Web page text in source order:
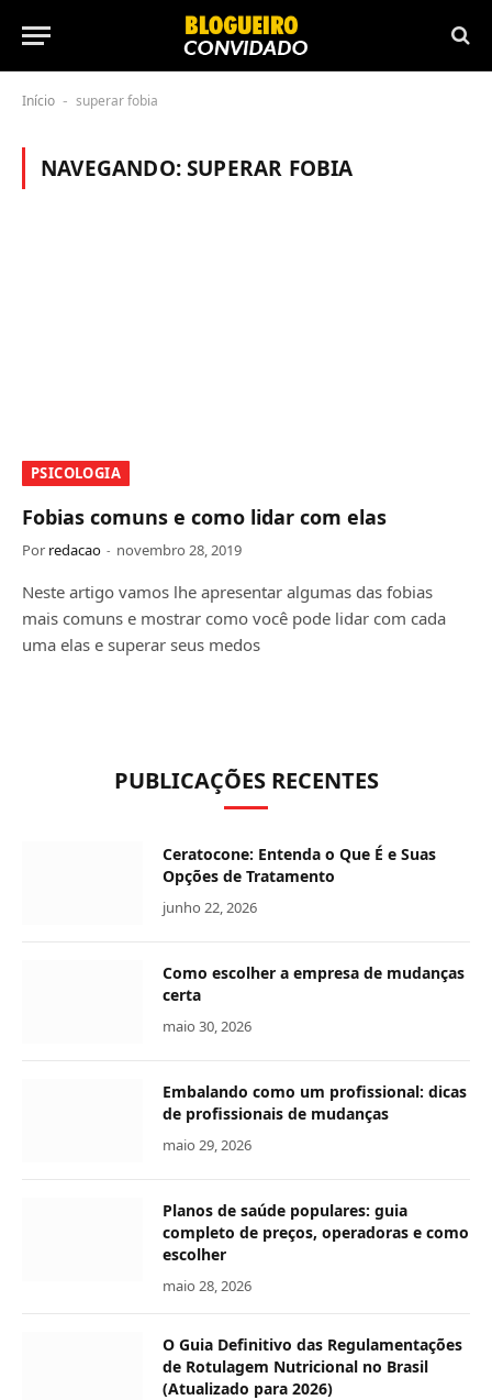
Início - superar fobia
NAVEGANDO:SUPERAR FOBIA
PSICOLOGIA
Fobias comuns e como lidar com elas
Por redacao novembro 28, 2019
Neste artigo vamos lhe apresentar algumas das fobias
mais comuns e mostrar como você pode lidar com cada
uma elas e superar seus medos
PUBLICAÇÕES RECENTES
Ceratocone: Entenda o Que É e Suas
Opções de Tratamento
junho 22, 2026
Como escolher a empresa de mudanças
certa
maio 30, 2026
Embalando como um profissional: dicas
de profissionais de mudanças
maio 29, 2026
Planos de saúde populares: guia
completo de preços, operadoras e como
escolher
maio 28, 2026
O Guia Definitivo das Regulamentações
de Rotulagem Nutricional no Brasil
(Atualizado para 2026)